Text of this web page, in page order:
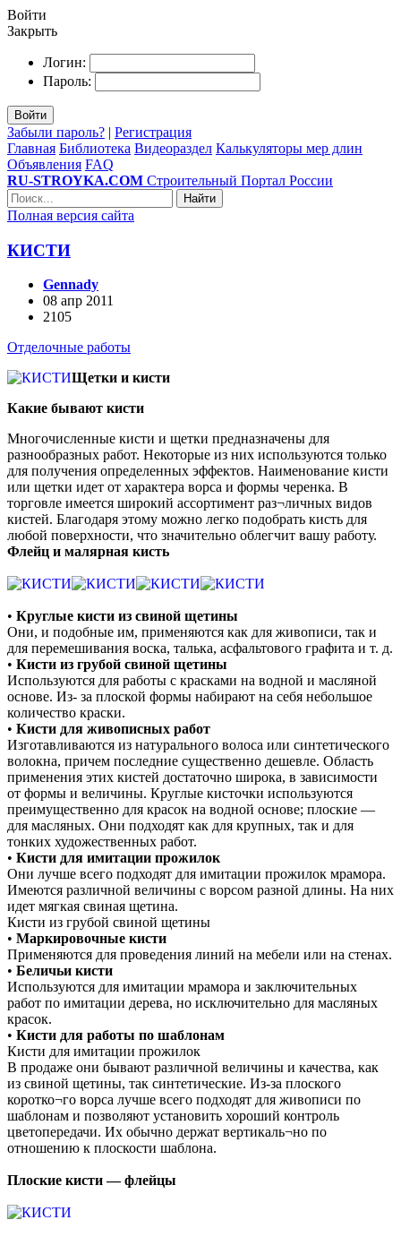
Войти
Закрыть
Логин:
Пароль:
Войти
Забыли пароль? | Регистрация
Главная Библиотека Видеораздел Калькуляторы мер длин
Объявления FAQ
RU-STROYKA.COM Строительный Портал России
Найти
Полная версия сайта
КИСТИ
Gennady
08 апр 2011
2105
Отделочные работы
Щетки и кисти
Какие бывают кисти
Многочисленные кисти и щетки предназначены для
разнообразных работ. Некоторые из них используются только
для получения определенных эффектов. Наименование кисти
или щетки идет от характера ворса и формы черенка. В
торговле имеется широкий ассортимент раз¬личных видов
кистей. Благодаря этому можно легко подобрать кисть для
любой поверхности, что значительно облегчит вашу работу.
Флейц и малярная кисть
• Круглые кисти из свиной щетины
Они, и подобные им, применяются как для живописи, так и
для перемешивания воска, талька, асфальтового графита и т. д.
• Кисти из грубой свиной щетины
Используются для работы с красками на водной и масляной
основе. Из- за плоской формы набирают на себя небольшое
количество краски.
• Кисти для живописных работ
Изготавливаются из натурального волоса или синтетического
волокна, причем последние существенно дешевле. Область
применения этих кистей достаточно широка, в зависимости
от формы и величины. Круглые кисточки используются
преимущественно для красок на водной основе; плоские —
для масляных. Они подходят как для крупных, так и для
тонких художественных работ.
• Кисти для имитации прожилок
Они лучше всего подходят для имитации прожилок мрамора.
Имеются различной величины с ворсом разной длины. На них
идет мягкая свиная щетина.
Кисти из грубой свиной щетины
• Маркировочные кисти
Применяются для проведения линий на мебели или на стенах.
• Беличьи кисти
Используются для имитации мрамора и заключительных
работ по имитации дерева, но исключительно для масляных
красок.
• Кисти для работы по шаблонам
Кисти для имитации прожилок
В продаже они бывают различной величины и качества, как
из свиной щетины, так синтетические. Из-за плоского
коротко¬го ворса лучше всего подходят для живописи по
шаблонам и позволяют установить хороший контроль
цветопередачи. Их обычно держат вертикаль¬но по
отношению к плоскости шаблона.
Плоские кисти — флейцы